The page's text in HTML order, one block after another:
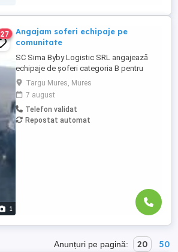
1
27
Angajam soferi echipaje pe
comunitate
SC Sima Byby Logistic SRL angajează
echipaje de șoferi categoria B pentru
transport internațional (comunitate)!
Căutăm echipaje formate din 2 șoferi,
posesori ai permisului categoria B, pentru
transport internațional de marfă. Oferim:
Salariu între 1.800 și 2.200 Program: 2 luni
Targu Mures, Mures
7 august
Telefon validat
Repostat automat
Anunțuri pe pagină: 20 50